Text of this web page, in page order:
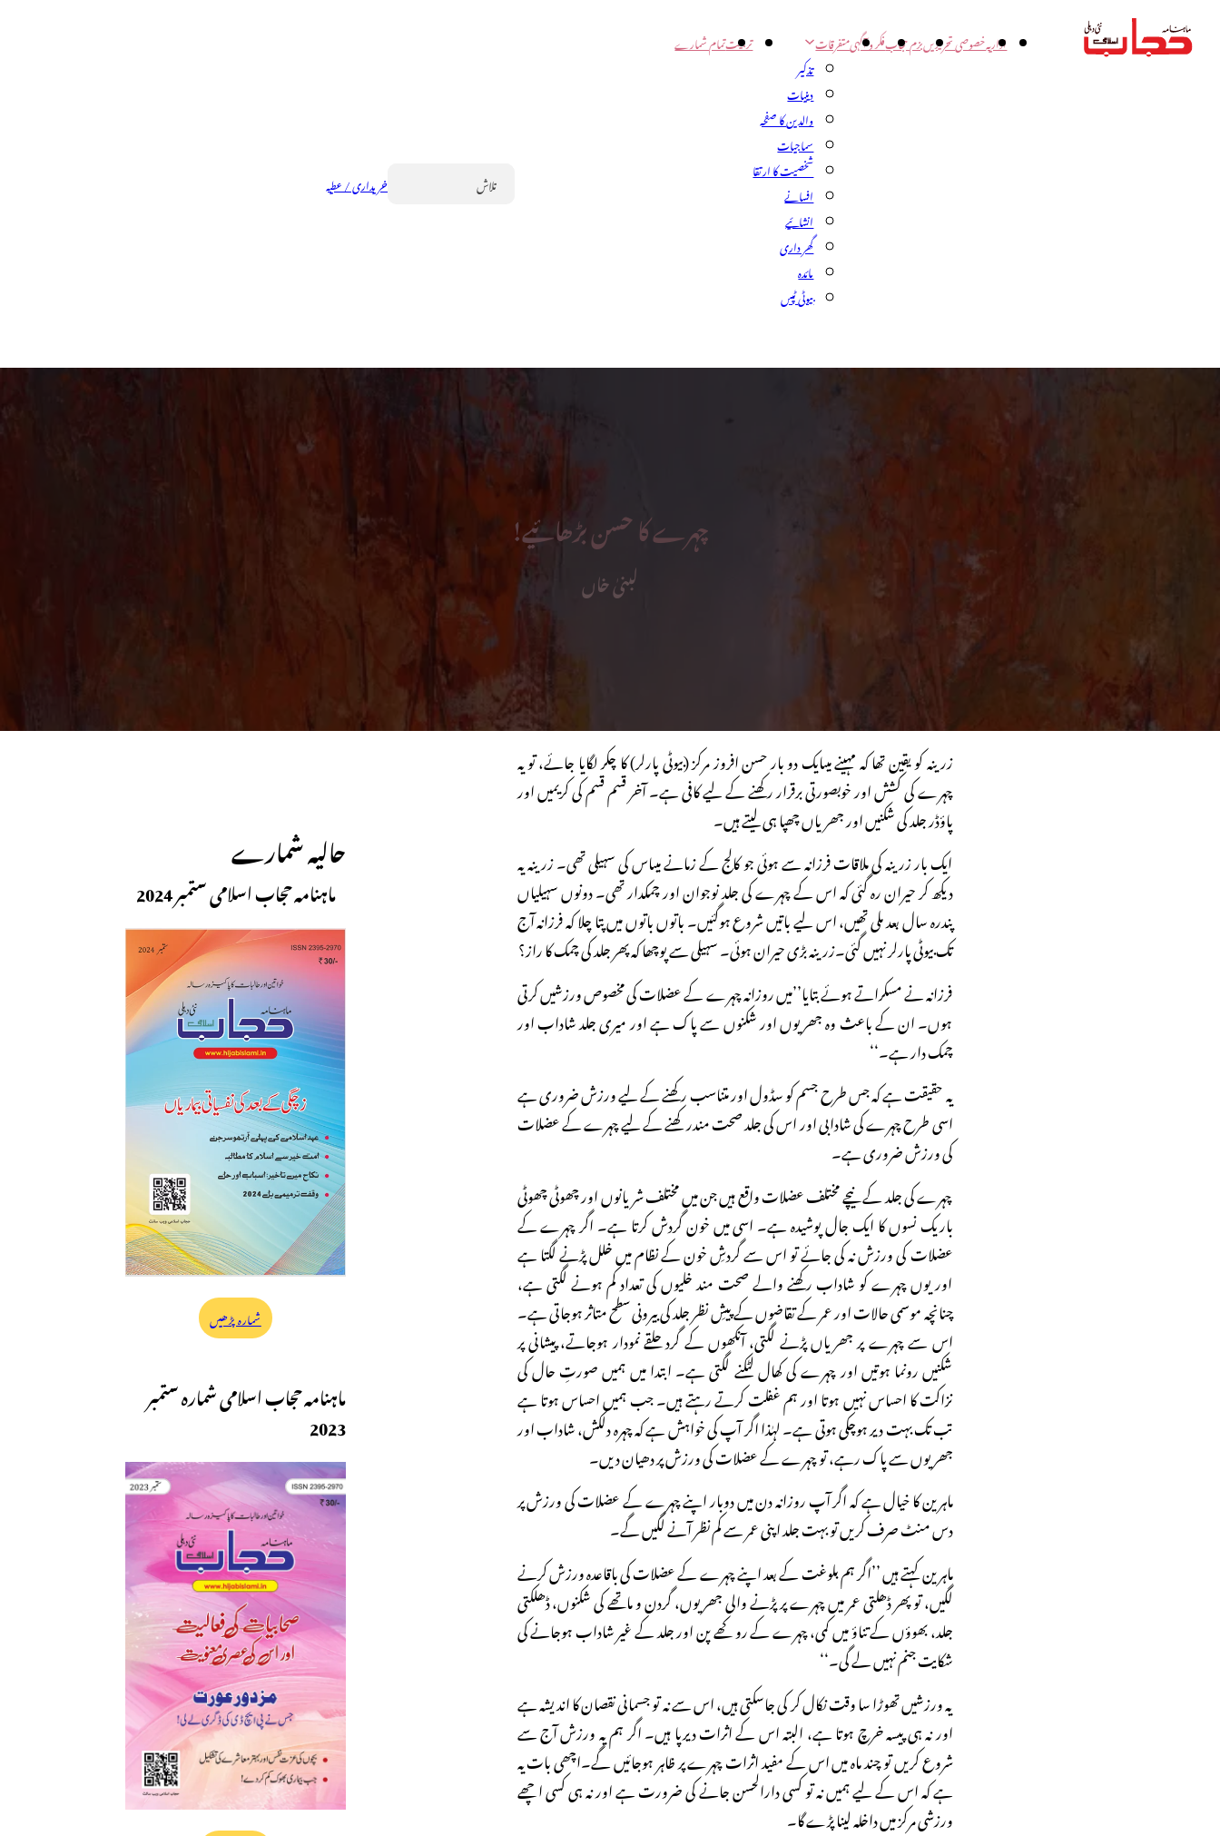
اداریہخصوصی تحریریںبزم حجابفکر و آگہیمتفرقات
تذکیر
دینیات
والدین کا صفحہ
سماجیات
شخصیت کا ارتقا
افسانے
انشائیے
گھر داری
مائدہ
بیوٹی ٹپس
تربیتتمام شمارے
Search خریداری / عطیہ
چہرے کا حسن بڑھائیے!
لبنیٰ خاں
زرینہ کو یقین تھا کہ مہینے میںایک دو بار حسن افروز مرکز (بیوٹی پارلر) کا چکر لگایا جائے، تو یہ
چہرے کی کشش اور خوبصورتی برقرار رکھنے کے لیے کافی ہے۔ آخر قسم قسم کی کریمیں اور
پاؤڈر جلد کی شکنیں اور جھریاں چھپا ہی لیتے ہیں۔
ایک بار زرینہ کی ملاقات فرزانہ سے ہوئی جو کالج کے زمانے میںاس کی سہیلی تھی۔ زرینہ یہ
دیکھ کر حیران رہ گئی کہ اس کے چہرے کی جلد نوجوان اور چمکدار تھی۔ دونوں سہیلیاں
پندرہ سال بعد ملی تھیں، اس لیے باتیں شروع ہوگئیں۔ باتوں باتوں میں پتا چلا کہ فرزانہ آج
تک بیوٹی پارلر نہیں گئی۔زرینہ بڑی حیران ہوئی۔ سہیلی سے پوچھا کہ پھر جلد کی چمک کا راز؟
فرزانہ نے مسکراتے ہوئے بتایا’’میں روزانہ چہرے کے عضلات کی مخصوص ورزشیں کرتی
ہوں۔ ان کے باعث وہ جھریوں اور شکنوں سے پاک ہے اور میری جلد شاداب اور
چمک دار ہے۔‘‘
یہ حقیقت ہے کہ جس طرح جسم کو سڈول اور متناسب رکھنے کے لیے ورزش ضروری ہے
اسی طرح چہرے کی شادابی اور اس کی جلد صحت مندر کھنے کے لیے چہرے کے عضلات
کی ورزش ضروری ہے۔
چہرے کی جلد کے نیچے مختلف عضلات واقع ہیں جن میں مختلف شریانوں اور چھوٹی چھوٹی
باریک نسوں کا ایک جال پوشیدہ ہے۔ اسی میں خون گردش کرتا ہے۔ اگر چہرے کے
عضلات کی ورزش نہ کی جائے تو اس سے گردشِ خون کے نظام میں خلل پڑنے لگتا ہے
اور یوں چہرے کو شاداب رکھنے والے صحت مند خلیوں کی تعداد کم ہونے لگتی ہے،
چنانچہ موسمی حالات اور عمر کے تقاضوں کے پیشِ نظر جلد کی بیرونی سطح متاثر ہوجاتی ہے۔
اس سے چہرے پر جھریاں پڑنے لگتی، آنکھوں کے گرد حلقے نمودار ہوجاتے، پیشانی پر
شکنیں رونما ہوتیں اور چہرے کی کھال لٹکنے لگتی ہے۔ ابتدا میں ہمیں صورتِ حال کی
نزاکت کا احساس نہیں ہوتا اور ہم غفلت کرتے رہتے ہیں۔ جب ہمیں احساس ہوتا ہے
تب تک بہت دیر ہوچکی ہوتی ہے۔ لہٰذا اگر آپ کی خواہش ہے کہ چہرہ دلکش، شاداب اور
جھریوں سے پاک رہے، تو چہرے کے عضلات کی ورزش پر دھیان دیں۔
ماہرین کا خیال ہے کہ اگر آپ روزانہ دن میں دوبار اپنے چہرے کے عضلات کی ورزش پر
دس منٹ صرف کریں تو بہت جلد اپنی عمر سے کم نظر آنے لگیں گے۔
ماہرین کہتے ہیں ’’اگر ہم بلوغت کے بعد اپنے چہرے کے عضلات کی باقاعدہ ورزش کرنے
لگیں، تو پھر ڈھلتی عمر میں چہرے پر پڑنے والی جھریوں، گردن و ماتھے کی شکنوں، ڈھلکتی
جلد، بھوؤں کے تناؤ میں کمی، چہرے کے روکھے پن اور جلد کے غیر شاداب ہوجانے کی
شکایت جنم نہیں لے گی۔‘‘
یہ ورزشیں تھوڑا سا وقت نکال کر کی جاسکتی ہیں، اس سے نہ تو جسمانی نقصان کا اندیشہ ہے
اور نہ ہی پیسہ خرچ ہوتا ہے، البتہ اس کے اثرات دیرپا ہیں۔ اگر ہم یہ ورزش آج سے
شروع کریں تو چند ماہ میں اس کے مفید اثرات چہرے پر ظاہر ہوجائیں گے۔اچھی بات یہ
ہے کہ اس کے لیے ہمیں نہ تو کسی دارالحسن جانے کی ضرورت ہے اور نہ ہی کسی اچھے
ورزشی مرکز میں داخلہ لینا پڑے گا۔
حالیہ شمارے
ماہنامہ حجاب اسلامی ستمبر 2024
شمارہ پڑھیں
ماہنامہ حجاب اسلامی شمارہ ستمبر
2023